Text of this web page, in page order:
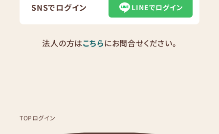
SNSでログイン LINEでログイン
法人の方はこちらにお問合せください。
TOPログイン